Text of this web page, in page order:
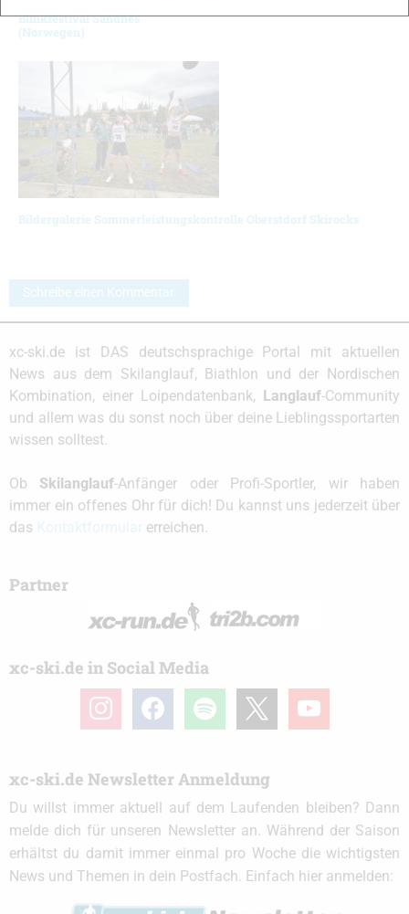
Blinkfestival Sandnes
(Norwegen)
Bildergalerie Sommerleistungskontrolle Oberstdorf Skirocks
Schreibe einen Kommentar
xc-ski.de ist DAS deutschsprachige Portal mit aktuellen
News aus dem Skilanglauf, Biathlon und der Nordischen
Kombination, einer Loipendatenbank,
Langlauf-Community
und allem was du sonst noch über deine Lieblingssportarten
wissen solltest.
Ob Skilanglauf-Anfänger oder Profi-Sportler, wir haben
immer ein offenes Ohr für dich! Du kannst uns jederzeit über
das
erreichen.
Partner
xc-ski.de in Social Media
instagramfacebook spotify youtube
xc-ski.de Newsletter Anmeldung
Du willst immer aktuell auf dem Laufenden bleiben? Dann
melde dich für unseren Newsletter an. Während der Saison
erhältst du damit immer einmal pro Woche die wichtigsten
News und Themen in dein Postfach. Einfach hier anmelden: